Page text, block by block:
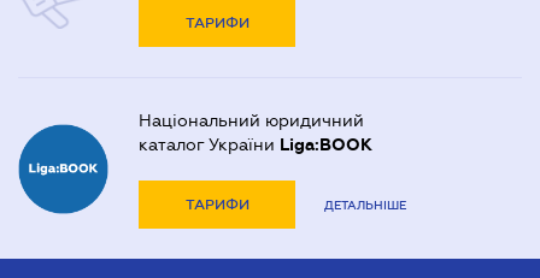
ТАРИФИ
Національний юридичний
каталог України Liga:BOOK
ТАРИФИ ДЕТАЛЬНІШЕ